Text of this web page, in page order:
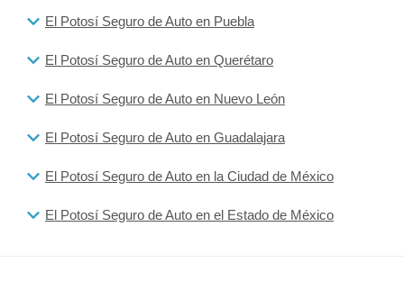
El Potosí Seguro de Auto en Puebla
El Potosí Seguro de Auto en Querétaro
El Potosí Seguro de Auto en Nuevo León
El Potosí Seguro de Auto en Guadalajara
El Potosí Seguro de Auto en la Ciudad de México
El Potosí Seguro de Auto en el Estado de México